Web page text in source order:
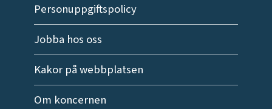
Personuppgiftspolicy
Jobba hos oss
Kakor på webbplatsen
Om koncernen